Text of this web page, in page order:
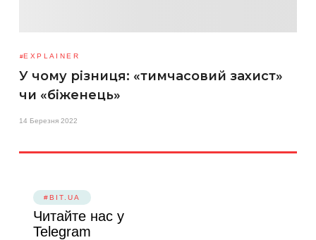
EXPLAINER
У чому різниця: «тимчасовий захист»
чи «біженець»
14 Березня 2022
#BIT.UA
Читайте нас у
Telegram